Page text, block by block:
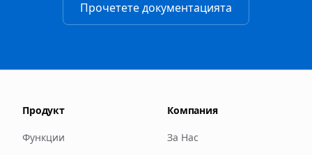
Прочетете документацията
Продукт
Функции
Компания
За Нас